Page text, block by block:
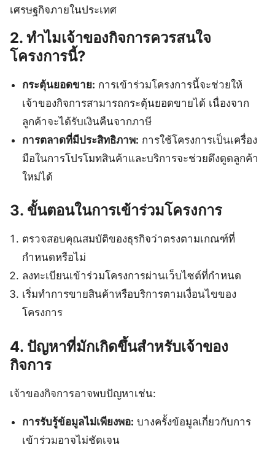
เศรษฐกิจภายในประเทศ
2. ทำไมเจ้าของกิจการควรสนใจ
โครงการนี้?
กระตุ้นยอดขาย: การเข้าร่วมโครงการนี้จะช่วยให้
เจ้าของกิจการสามารถกระตุ้นยอดขายได้ เนื่องจาก
ลูกค้าจะได้รับเงินคืนจากภาษี
การตลาดที่มีประสิทธิภาพ: การใช้โครงการเป็นเครื่อง
มือในการโปรโมทสินค้าและบริการจะช่วยดึงดูดลูกค้า
ใหม่ได้
3. ขั้นตอนในการเข้าร่วมโครงการ
ตรวจสอบคุณสมบัติของธุรกิจว่าตรงตามเกณฑ์ที่
กำหนดหรือไม่
ลงทะเบียนเข้าร่วมโครงการผ่านเว็บไซต์ที่กำหนด
เริ่มทำการขายสินค้าหรือบริการตามเงื่อนไขของ
โครงการ
4. ปัญหาที่มักเกิดขึ้นสำหรับเจ้าของ
กิจการ
เจ้าของกิจการอาจพบปัญหาเช่น:
การรับรู้ข้อมูลไม่เพียงพอ: บางครั้งข้อมูลเกี่ยวกับการ
เข้าร่วมอาจไม่ชัดเจน